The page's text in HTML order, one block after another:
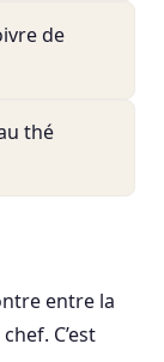
de
thé
entre la
C’est